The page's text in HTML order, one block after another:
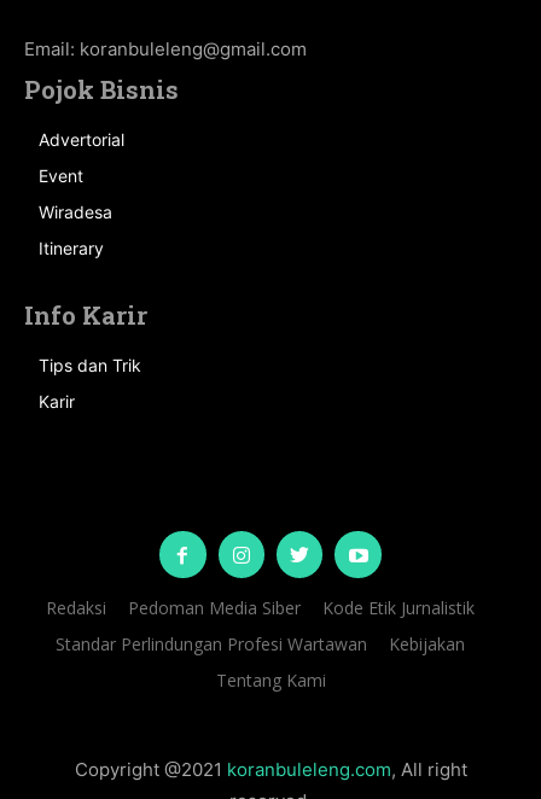
Email: koranbuleleng@gmail.com
Pojok Bisnis
Advertorial
Event
Wiradesa
Itinerary
Info Karir
Tips dan Trik
Karir
Redaksi Pedoman Media Siber
Kode Etik Jurnalistik
Standar Perlindungan Profesi Wartawan
Kebijakan
Tentang Kami
Copyright @2021 koranbuleleng.com, All right